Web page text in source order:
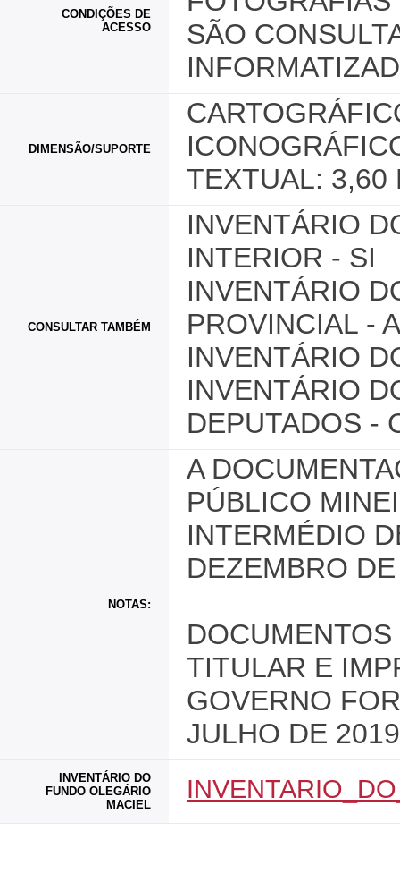
CONDIÇÕES DE
ACESSO
SÃO
DIMENSÃO/SUPORTE
TEXTUAL: 3,60
CONSULTAR TAMBÉM
INVENTÁRIO
INTERIOR - SI
INVENTÁRIO
PROVINCIAL -
INVENTÁRIO
INVENTÁRIO
DEPUTADOS -
NOTAS:
A
PÚBLICO
INTERMÉDIO
DEZEMBRO
TITULAR E
GOVERNO
JULHO DE
INVENTÁRIO DO
FUNDO OLEGÁRIO
MACIEL